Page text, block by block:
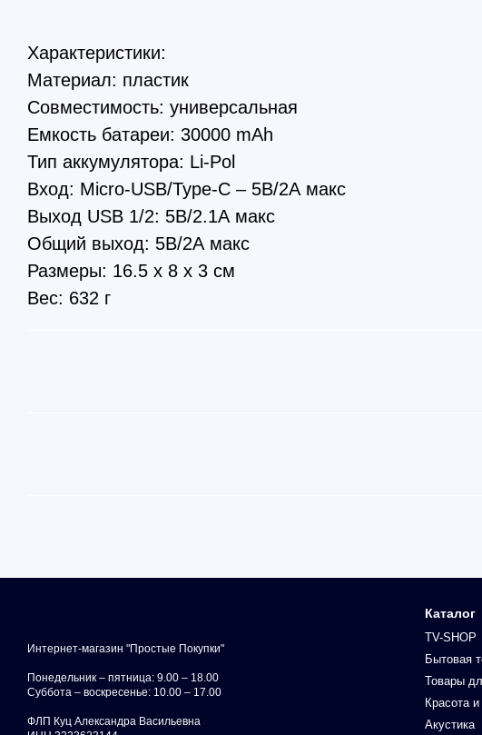
Характеристики:
Материал: пластик
Совместимость: универсальная
Емкость батареи: 30000 mAh
Тип аккумулятора: Li-Pol
Вход: Micro-USB/Туре-С – 5В/2А макс
Выход USB 1/2: 5В/2.1А макс
Общий выход: 5В/2А макс
Размеры: 16.5 x 8 x 3 см
Вес: 632 г
Интернет-магазин "Простые Покупки"
Понедельник – пятница: 9.00 – 18.00
Суббота – воскресенье: 10.00 – 17.00
ФЛП Куц Александра Васильевна
Каталог
TV-SHOP
Бытовая
Товары
Красота
Акустика